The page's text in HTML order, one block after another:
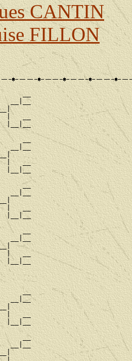
CANTIN
FILLON
__
__|__
|   __
|__|__
__
__|__
|   __
|__|__
__
__
__
__
__
__
__